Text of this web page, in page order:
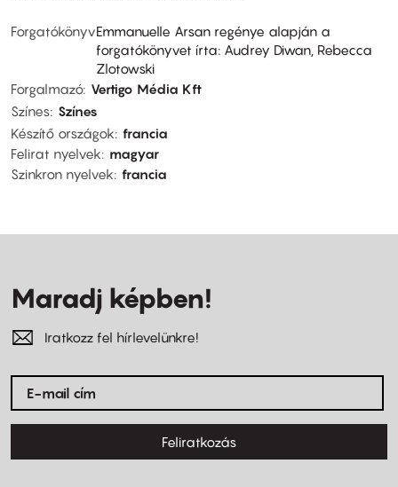
ForgatókönyvEmmanuelle Arsan regénye alapján a
forgatókönyvet írta: Audrey Diwan, Rebecca
Zlotowski
Forgalmazó Vertigo Média Kft
Színes Színes
Készítő országok francia
Felirat nyelvek
magyar
Szinkron nyelvek francia
Maradj képben!
Iratkozz fel hírlevelünkre!
Feliratkozás